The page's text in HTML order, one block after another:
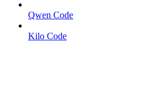
Qwen Code
Kilo Code